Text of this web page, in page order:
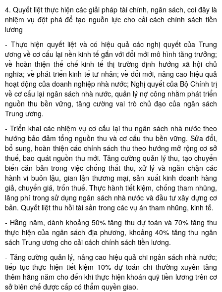
4. Quyết liệt thực hiện các giải pháp tài chính, ngân sách, coi đây là
nhiệm vụ đột phá để tạo nguồn lực cho cải cách chính sách tiền
lương
- Thực hiện quyết liệt và có hiệu quả các nghị quyết của Trung
ương về cơ cấu lại nền kinh tế gắn với đổi mới mô hình tăng trưởng;
về hoàn thiện thể chế kinh tế thị trường định hướng xã hội chủ
nghĩa; về phát triển kinh tế tư nhân; về đổi mới, nâng cao hiệu quả
hoạt động của doanh nghiệp nhà nước; Nghị quyết của Bộ Chính trị
về cơ cấu lại ngân sách nhà nước, quản lý nợ công nhằm phát triển
nguồn thu bền vững, tăng cường vai trò chủ đạo của ngân sách
Trung ương.
- Triển khai các nhiệm vụ cơ cấu lại thu ngân sách nhà nước theo
hướng bảo đảm tổng nguồn thu và cơ cấu thu bền vững. Sửa đổi,
bổ sung, hoàn thiện các chính sách thu theo hướng mở rộng cơ sở
thuế, bao quát nguồn thu mới. Tăng cường quản lý thu, tạo chuyển
biến căn bản trong việc chống thất thu, xử lý và ngăn chặn các
hành vi buôn lậu, gian lận thương mại, sản xuất kinh doanh hàng
giả, chuyển giá, trốn thuế. Thực hành tiết kiệm, chống tham nhũng,
lãng phí trong sử dụng ngân sách nhà nước và đầu tư xây dựng cơ
bản. Quyết liệt thu hồi tài sản trong các vụ án tham nhũng, kinh tế.
- Hằng năm, dành khoảng 50% tăng thu dự toán và 70% tăng thu
thực hiện của ngân sách địa phương, khoảng 40% tăng thu ngân
sách Trung ương cho cải cách chính sách tiền lương.
- Tăng cường quản lý, nâng cao hiệu quả chi ngân sách nhà nước;
tiếp tục thực hiện tiết kiệm 10% dự toán chi thường xuyên tăng
thêm hằng năm cho đến khi thực hiện khoán quỹ tiền lương trên cơ
sở biên chế được cấp có thẩm quyền giao.